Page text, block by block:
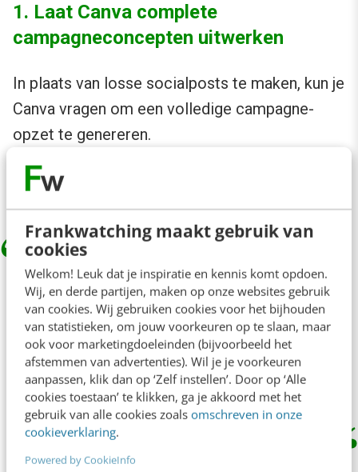
Frankwatching maakt gebruik van
cookies
Welkom! Leuk dat je inspiratie en kennis komt opdoen.
Wij, en derde partijen, maken op onze websites gebruik
van cookies. Wij gebruiken cookies voor het bijhouden
van statistieken, om jouw voorkeuren op te slaan, maar
ook voor marketingdoeleinden (bijvoorbeeld het
afstemmen van advertenties). Wil je je voorkeuren
aanpassen, klik dan op ‘Zelf instellen’. Door op ‘Alle
cookies toestaan’ te klikken, ga je akkoord met het
gebruik van alle cookies zoals omschreven in onze
cookieverklaring.
Powered by CookieInfo
1. Laat Canva complete
campagneconcepten uitwerken
In plaats van losse socialposts te maken, kun je
Canva vragen om een volledige campagne-
opzet te genereren.
Denk aan prompts als:
Maak een campagne voor de introductie
van onze nieuwe podcast, inclusief
LinkedIn-posts, Instagram-visuals en
een presentatieslide voor het
management.
Gebruik de output niet als eindproduct, maar